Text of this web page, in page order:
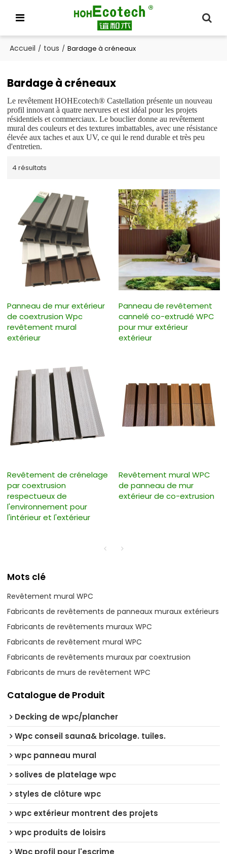
Accueil / tous / Bardage à créneaux
Bardage à créneaux
Le revêtement HOHEcotech® Castellation présente un nouveau
profil innovant à quatre nervures et est idéal pour les projets
résidentiels et commerciaux. Le bouclier donne au revêtement
mural des couleurs et des textures imbattables, avec une résistance
élevée aux taches et aux UV, ce qui le rend durable et très peu
d'entretien.
4 résultats
Panneau de mur extérieur
de coextrusion Wpc
revêtement mural
extérieur
Panneau de revêtement
cannelé co-extrudé WPC
pour mur extérieur
extérieur
Revêtement de crénelage
par coextrusion
respectueux de
l'environnement pour
l'intérieur et l'extérieur
Revêtement mural WPC
de panneau de mur
extérieur de co-extrusion
Mots clé
Revêtement mural WPC
Fabricants de revêtements de panneaux muraux extérieurs
Fabricants de revêtements muraux WPC
Fabricants de revêtement mural WPC
Fabricants de revêtements muraux par coextrusion
Fabricants de murs de revêtement WPC
Catalogue de Produit
Decking de wpc/plancher
Wpc conseil sauna& bricolage. tuiles.
wpc panneau mural
solives de platelage wpc
styles de clôture wpc
wpc extérieur montrent des projets
wpc produits de loisirs
Wpc profil pour l'escrime